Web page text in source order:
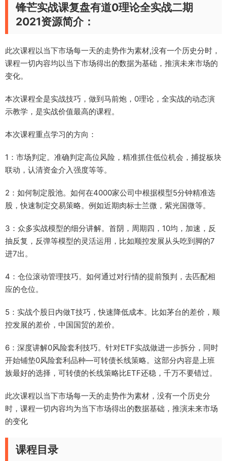
锋芒实战课复盘有道0理论全实战二期
2021资源简介：
此次课程以当下市场每一天的走势作为素材,没有一个历史分时，
课程一切内容均以当下市场得出的数据为基础，推演未来市场的
变化。
本次课程全是实战技巧，做到马前炮，0理论，全实战的动态演
示教学，是实战价值最高的课程。
本次课程重点学习的方向：
1：市场判定。准确判定高位风险，精准抓住低位机会，捕捉板块
联动，认清资金介入强度等等。
2：如何制定股池。如何在4000家公司中根据模型5分钟精准选
股，快速制定交易策略。例如近期肉标士兰微，紫光国微等。
3：众多实战模型的细分讲解。首阴，周期四，10均，加速，反
抽反复，反弹等模型的灵活运用，比如顺控发展从头吃到脚的7
进7出。
4：仓位滚动管理技巧。如何通过对行情的提前预判，去匹配相
应的仓位。
5：实战个股日内做T技巧，快速降低成本。比如茅台的差价，顺
控发展的差价，中国国贸的差价。
6：深度讲解0风险套利技巧。针对ETF实战做进一步拆分，同时
开始铺垫0风险套利品种—可转债长线策略。这部分内容是上班
族最好的选择，可转债的长线策略比ETF还稳，千万不要错过。
此次课程以当下市场每一天的走势作为素材，没有一个历史分
时，课程一切内容均为当下市场得出的数据基础，推演未来市场
的变化
课程目录